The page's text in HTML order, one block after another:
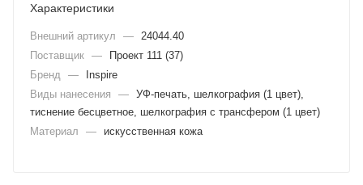
Характеристики
Внешний артикул —
24044.40
Поставщик —
Проект 111 (37)
Бренд
—
Inspire
Виды нанесения
— УФ-печать, шелкография (1 цвет),
тиснение бесцветное, шелкография с трансфером (1 цвет)
Материал
— искусственная кожа